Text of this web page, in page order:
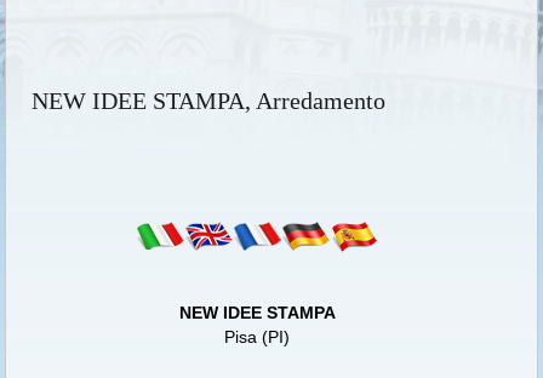
NEW IDEE STAMPA, Arredamento
NEW IDEE STAMPA
Pisa (PI)